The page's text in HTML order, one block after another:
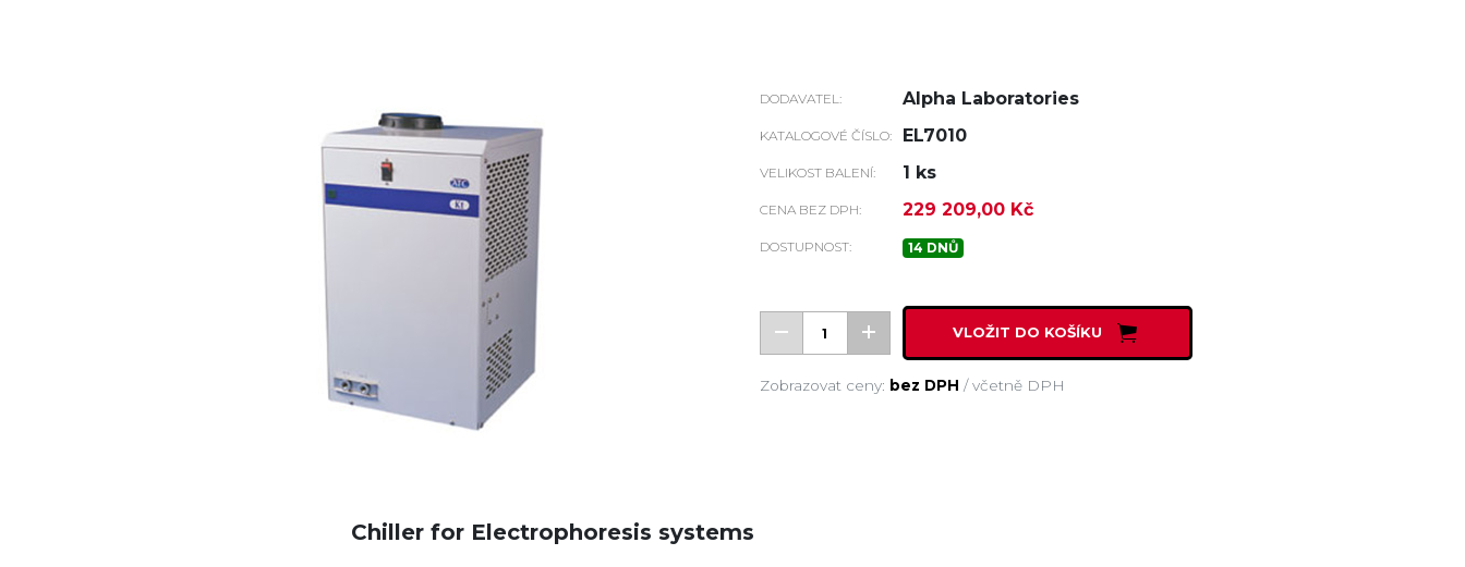
DODAVATEL: Alpha Laboratories
KATALOGOVÉ ČÍSLO: EL7010
VELIKOST BALENÍ: 1 ks
CENA BEZ DPH: 229 209,00 Kč
DOSTUPNOST: 14 DNŮ
VLOŽIT DO KOŠÍKU
Zobrazovat ceny: bez DPH /včetně DPH
Chiller for Electrophoresis systems